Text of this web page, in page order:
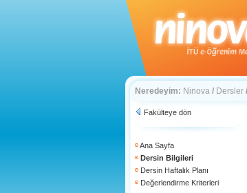
Neredeyim: Ninova / Dersler /
Fakülteye dön
Ana Sayfa
Dersin Bilgileri
Dersin Haftalık Planı
Değerlendirme Kriterleri